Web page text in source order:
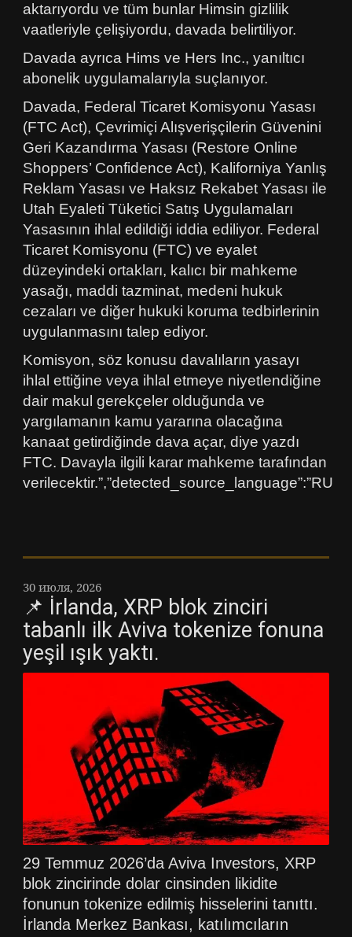
aktarıyordu ve tüm bunlar Himsin gizlilik
vaatleriyle çelişiyordu, davada belirtiliyor.
Davada ayrıca Hims ve Hers Inc., yanıltıcı
abonelik uygulamalarıyla suçlanıyor.
Davada, Federal Ticaret Komisyonu Yasası
(FTC Act), Çevrimiçi Alışverişçilerin Güvenini
Geri Kazandırma Yasası (Restore Online
Shoppers’ Confidence Act), Kaliforniya Yanlış
Reklam Yasası ve Haksız Rekabet Yasası ile
Utah Eyaleti Tüketici Satış Uygulamaları
Yasasının ihlal edildiği iddia ediliyor. Federal
Ticaret Komisyonu (FTC) ve eyalet
düzeyindeki ortakları, kalıcı bir mahkeme
yasağı, maddi tazminat, medeni hukuk
cezaları ve diğer hukuki koruma tedbirlerinin
uygulanmasını talep ediyor.
Komisyon, söz konusu davalıların yasayı
ihlal ettiğine veya ihlal etmeye niyetlendiğine
dair makul gerekçeler olduğunda ve
yargılamanın kamu yararına olacağına
kanaat getirdiğinde dava açar, diye yazdı
FTC. Davayla ilgili karar mahkeme tarafından
verilecektir.”,”detected_source_language”:”RU
30 июля, 2026
📌 İrlanda, XRP blok zinciri
tabanlı ilk Aviva tokenize fonuna
yeşil ışık yaktı.
29 Temmuz 2026’da Aviva Investors, XRP
blok zincirinde dolar cinsinden likidite
fonunun tokenize edilmiş hisselerini tanıttı.
İrlanda Merkez Bankası, katılımcıların